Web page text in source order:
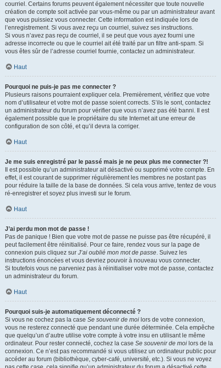
courriel. Certains forums peuvent également nécessiter que toute nouvelle
création de compte soit activée par vous-même ou par un administrateur avant
que vous puissiez vous connecter. Cette information est indiquée lors de
l’enregistrement. Si vous avez reçu un courriel, suivez ses instructions.
Si vous n’avez pas reçu de courriel, il se peut que vous ayez fourni une
adresse incorrecte ou que le courriel ait été traité par un filtre anti-spam. Si
vous êtes sûr de l’adresse courriel fournie, contactez un administrateur.
Haut
Pourquoi ne puis-je pas me connecter ?
Plusieurs raisons pourraient expliquer cela. Premièrement, vérifiez que votre
nom d’utilisateur et votre mot de passe soient corrects. S’ils le sont, contactez
un administrateur du forum pour vérifier que vous n’avez pas été banni. Il est
également possible que le propriétaire du site Internet ait une erreur de
configuration de son côté, et qu’il devra la corriger.
Haut
Je me suis enregistré par le passé mais je ne peux plus me connecter ?!
Il est possible qu’un administrateur ait désactivé ou supprimé votre compte. En
effet, il est courant de supprimer régulièrement les membres ne postant pas
pour réduire la taille de la base de données. Si cela vous arrive, tentez de vous
ré-enregistrer et soyez plus investi sur le forum.
Haut
J’ai perdu mon mot de passe !
Pas de panique ! Bien que votre mot de passe ne puisse pas être récupéré, il
peut facilement être réinitialisé. Pour ce faire, rendez vous sur la page de
connexion puis cliquez sur J’ai oublié mon mot de passe. Suivez les
instructions énoncées et vous devriez pouvoir à nouveau vous connecter.
Si toutefois vous ne parveniez pas à réinitialiser votre mot de passe, contactez
un administrateur du forum.
Haut
Pourquoi suis-je automatiquement déconnecté ?
Si vous ne cochez pas la case Se souvenir de moi lors de votre connexion,
vous ne resterez connecté que pendant une durée déterminée. Cela empêche
que quelqu’un d’autre utilise votre compte à votre insu en utilisant le même
ordinateur. Pour rester connecté, cochez la case Se souvenir de moi lors de la
connexion. Ce n’est pas recommandé si vous utilisez un ordinateur public pour
accéder au forum (bibliothèque, cyber-café, université, etc.). Si vous ne voyez